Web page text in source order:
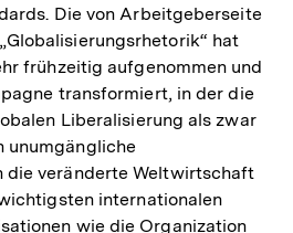
Die von Arbeitgeberseite
hat
frühzeitig aufgenommen und
transformiert, in der die
Liberalisierung als zwar
unumgängliche
die veränderte Weltwirtschaft
internationalen
wie die Organization